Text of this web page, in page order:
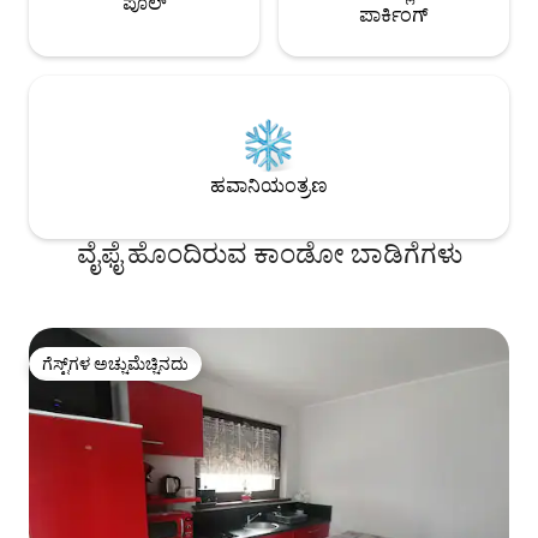
ಪಾರ್ಕಿಂಗ್
ಹವಾನಿಯಂತ್ರಣ
ವೈಫೈ ಹೊಂದಿರುವ ಕಾಂಡೋ ಬಾಡಿಗೆಗಳು
ಗೆಸ್ಟ್‌ಗಳ ಅಚ್ಚುಮೆಚ್ಚಿನದು
ಗೆಸ್ಟ್‌ಗಳ ಅಚ್ಚುಮೆಚ್ಚಿನದು